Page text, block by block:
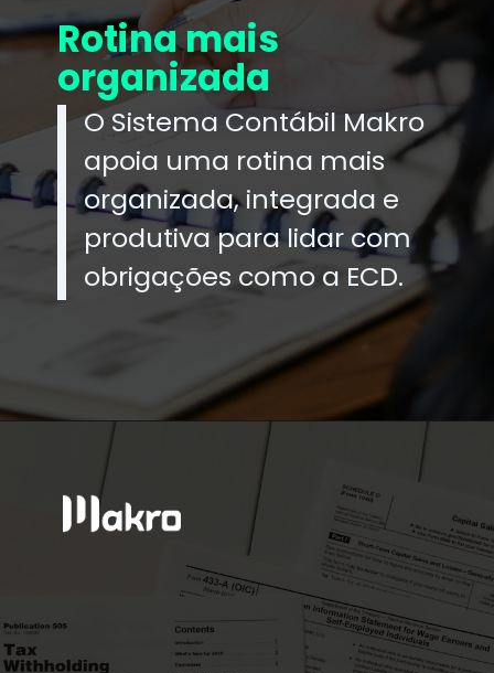
Rotina mais
organizada
O Sistema Contábil Makro
apoia uma rotina mais
organizada, integrada e
produtiva para lidar com
obrigações como a ECD.